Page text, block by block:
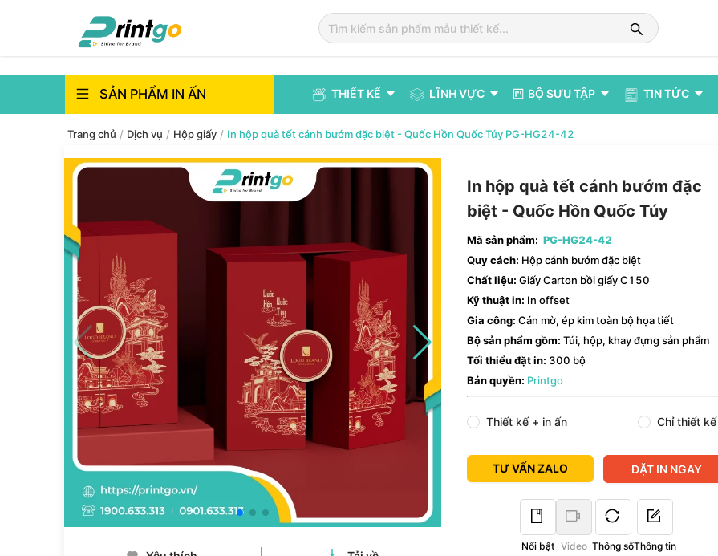
SẢN PHẨM IN ẤN THIẾT KẾ LĨNH VỰC BỘ SƯU TẬP TIN TỨC
Trang chủ / Dịch vụ / Hộp giấy / In hộp quà tết cánh bướm đặc biệt - Quốc Hồn Quốc Túy PG-HG24-42
In hộp quà tết cánh bướm đặc
biệt - Quốc Hồn Quốc Túy
Mã sản phẩm: PG-HG24-42
Quy cách: Hộp cánh bướm đặc biệt
Chất liệu: Giấy Carton bồi giấy C150
Kỹ thuật in: In offset
Gia công:Cán mờ, ép kim toàn bộ họa tiết
Bộ sản phẩm gồm:Túi, hộp, khay đựng sản phẩm
Tối thiểu đặt in: 300 bộ
Bản quyền: Printgo
Thiết kế + in ấn Chỉ thiết kế
TƯ VẤN ZALO ĐẶT IN NGAY
Nổi bật Video Thông sốThông tin